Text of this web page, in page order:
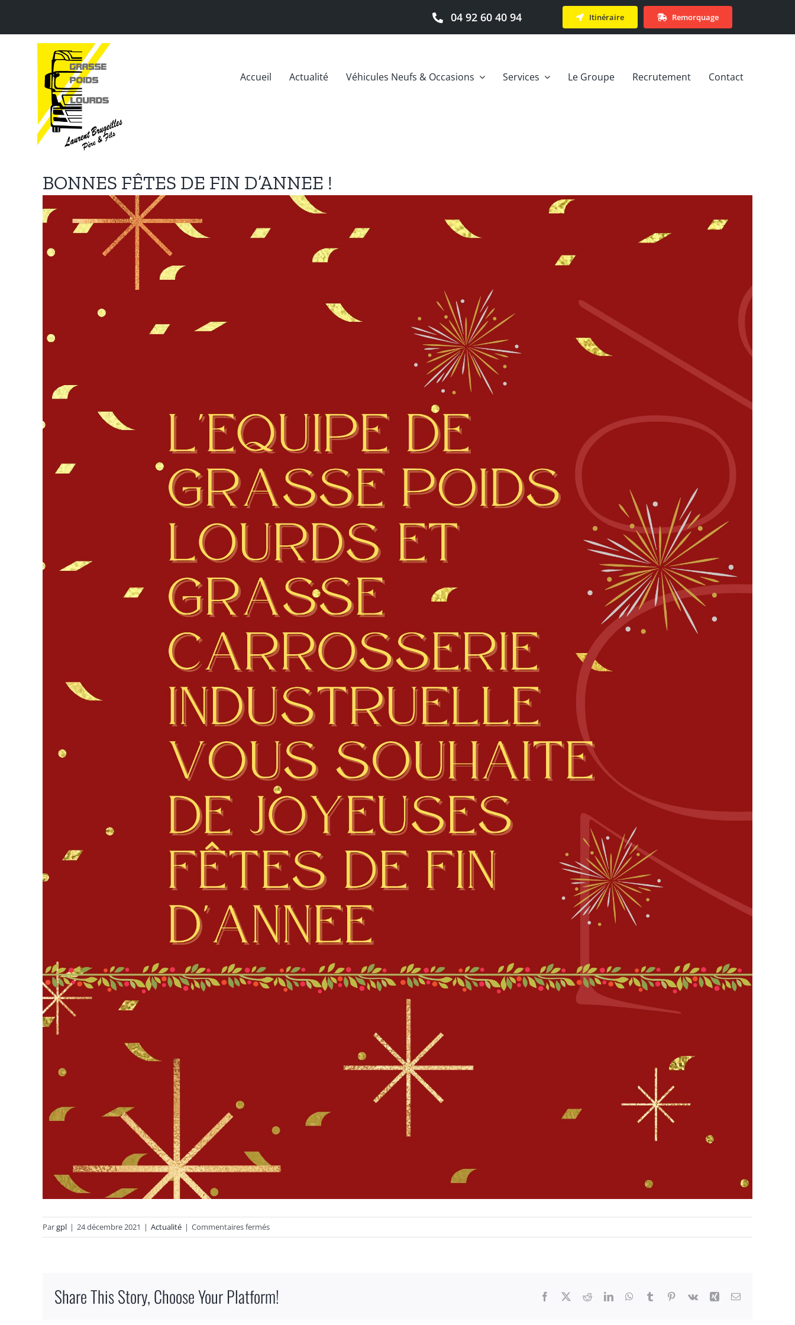
04 92 60 40 94 Itinéraire Remorquage
Accueil Actualité Véhicules Neufs & Occasions Services Le Groupe Recrutement Contact
BONNES FÊTES DE FIN D’ANNEE !
l'image
agrandie
Pargpl | 24 décembre 2021 | Actualité | Commentaires ferméssur
BONNES
D’ANNEE
Share This Story, Choose Your Platform! Facebook RedditLinkedInWhatsApp
Tumblr Pinterest
Vk Xing Email